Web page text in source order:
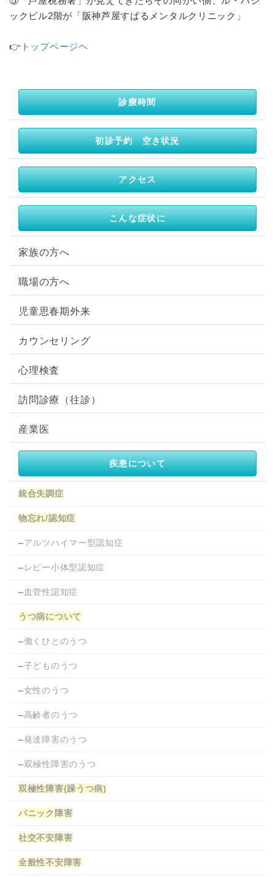
ックビル2階が「阪神芦屋すばるメンタルクリニック」
👉 トップページヘ
診療時間
初診予約 空き状況
アクセス
こんな症状に
家族の方へ
職場の方へ
児童思春期外来
カウンセリング
心理検査
訪問診療（往診）
産業医
疾患について
統合失調症
物忘れ/認知症
–アルツハイマー型認知症
–レビー小体型認知症
–血管性認知症
うつ病について
–働くひとのうつ
–子どものうつ
–女性のうつ
–高齢者のうつ
–発達障害のうつ
–双極性障害のうつ
双極性障害(躁うつ病)
パニック障害
社交不安障害
全般性不安障害